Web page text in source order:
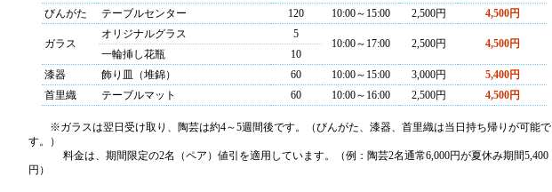
びんがた
テーブルセンター 120 10:00～15:00 2,500円 4,500円
ガラス
オリジナルグラス 5
10:00～17:00 2,500円
4,500円
一輪挿し花瓶
10
漆器
飾り皿（堆錦） 60 10:00～15:00 3,000円
5,400円
首里織
テーブルマット 60 10:00～16:00 2,500円 4,500円
※ガラスは翌日受け取り、陶芸は約4～5週間後です。（びんがた、漆器、首里織は当日持ち帰りが可能で
す。）
料金は、期間限定の2名（ペア）値引を適用しています。（例：陶芸2名通常6,000円が夏休み期間5,400
円）